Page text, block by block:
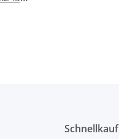
Schnellkauf